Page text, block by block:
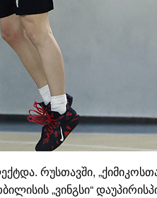
რუსთავში,
„ვინგსი“